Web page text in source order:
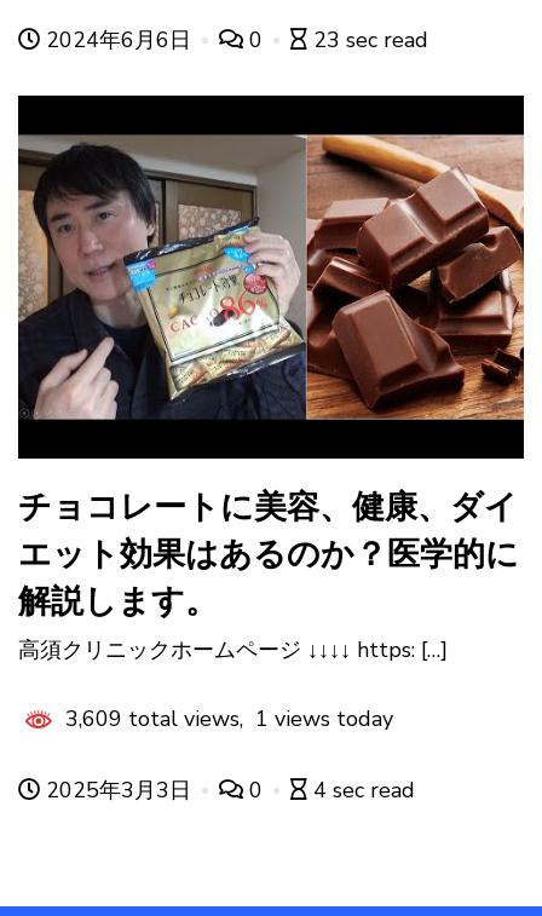
2024年6月6日 0 23 sec read
チョコレートに美容、健康、ダイ
エット効果はあるのか？医学的に
解説します。
高須クリニックホームページ ↓↓↓↓ https: […]
3,609 total views, 1 views today
2025年3月3日 0 4 sec read